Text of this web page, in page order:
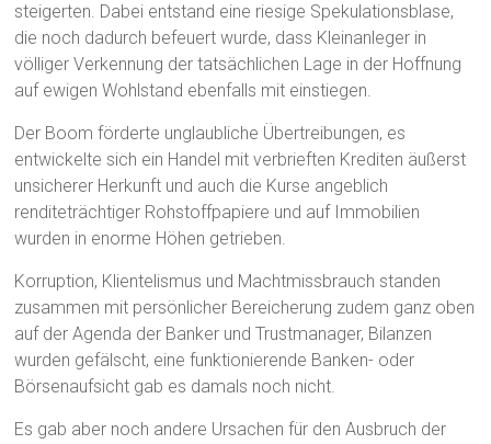
steigerten. Dabei entstand eine riesige Spekulationsblase,
die noch dadurch befeuert wurde, dass Kleinanleger in
völliger Verkennung der tatsächlichen Lage in der Hoffnung
auf ewigen Wohlstand ebenfalls mit einstiegen.
Der Boom förderte unglaubliche Übertreibungen, es
entwickelte sich ein Handel mit verbrieften Krediten äußerst
unsicherer Herkunft und auch die Kurse angeblich
renditeträchtiger Rohstoffpapiere und auf Immobilien
wurden in enorme Höhen getrieben.
Korruption, Klientelismus und Machtmissbrauch standen
zusammen mit persönlicher Bereicherung zudem ganz oben
auf der Agenda der Banker und Trustmanager, Bilanzen
wurden gefälscht, eine funktionierende Banken- oder
Börsenaufsicht gab es damals noch nicht.
Es gab aber noch andere Ursachen für den Ausbruch der